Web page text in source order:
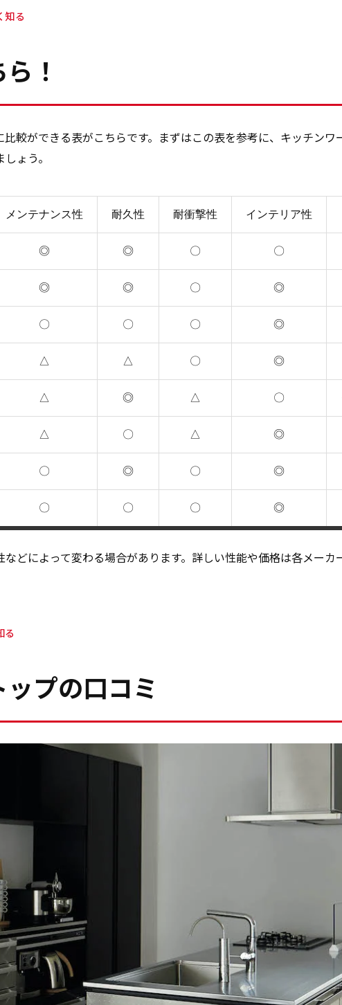
知る
！
較ができる表がこちらです。まずはこの表を参考に、キッチンワ
ょう。
メンテナンス性 耐久性 耐衝撃性 インテリア性
◎ ◎ 〇 〇
◎ ◎ 〇 ◎
〇 〇 〇 ◎
△ △ 〇 ◎
△ ◎ △ 〇
△ 〇 △ ◎
〇 ◎ 〇 ◎
〇 〇 〇 ◎
どによって変わる場合があります。詳しい性能や価格は各メーカ
る
プの口コミ